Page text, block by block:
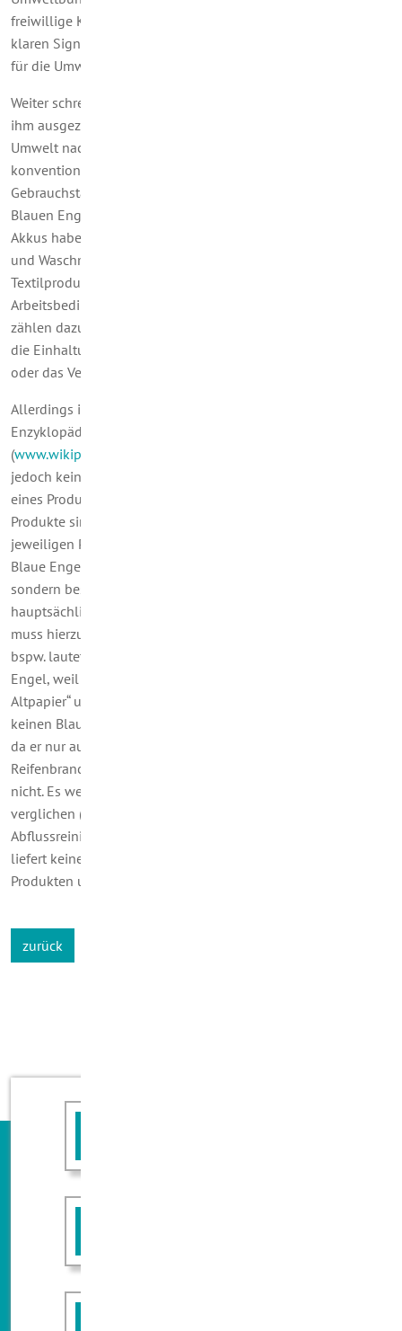
freiwillige Kennzeichnung. Unternehmen profitieren von der
klaren Signalwirkung: Was hier drin steckt, ist nicht nur gut
für die Umwelt, sondern auch für die Menschen."
Weiter schreibt das UBA: „Der Blaue Engel garantiert, dass mit
ihm ausgezeichnete Produkte und Dienstleistungen die
Umwelt nachweislich weniger belasten als vergleichbare
konventionelle Produkte und Dienstleistungen – bei gleicher
Gebrauchstauglichkeit und Qualität. Smartphones mit dem
Blauen Engel müssen zum Beispiel immer austauschbare
Akkus haben und besonders strahlungsarm sein, Reinigungs-
und Waschmittel dürfen kein Mikroplastik erhalten.
Textilprodukte müssen umweltfreundlich und unter fairen
Arbeitsbedingungen produziert werden. (...) Im Textilbereich
zählen dazu zum Beispiel das Verbot der Zwangsarbeit und
die Einhaltung des Mindestalters in den Kleidungsfabriken
oder das Verbot von Pestiziden im Baumwollanbau.“
Allerdings ist der Blaue Engel kein „Freibrief“. Die Internet-
Enzyklopädie Wikipedia merkt a
(www.wikipedia.org/wiki/Blauer_Engel
jedoch kein Zeichen, das die vollständige Unbedenklichkeit
eines Produkts bescheinigt. Die so gekennzeichneten
Produkte sind umweltfreundlicher als andere Produkte der
jeweiligen Produktgruppe (…). Konkret bedeutet dies, dass der
Blaue Engel kein Gütesiegel auf das Gesamtprodukt ist,
sondern bestimmte Eigenschaften auszeichnet, die
hauptsächlich den Umweltschutz betreffen. Der Verbraucher
muss hierzu besonders den Untertitel des Logos beachten, der
bspw. lautet „Der Blaue Engel, weil emissionsarm“, „Der Blaue
Engel, weil Mehrweg“, „Der Blaue Engel, weil aus 100 %
Altpapier“ usw. (...) Am Markt kann es Produkte geben, die
keinen Blauen Engel tragen, obwohl sie die Kriterien erfüllen,
da er nur auf Antrag vergeben wird. Beispielsweise nutzt die
Reifenbranche den Blauen Engel trotz qualifizierter Produkte
nicht. Es werden nur Produkte mit gleichem Nutzungszweck
verglichen (z. B. mechanischer und chemischer
Abflussreiniger).“ Und man sollte bedenken: „Der Blaue Engel
liefert keine Aussage, welches von zwei ausgezeichneten
Produkten umweltverträglicher ist."
zurück